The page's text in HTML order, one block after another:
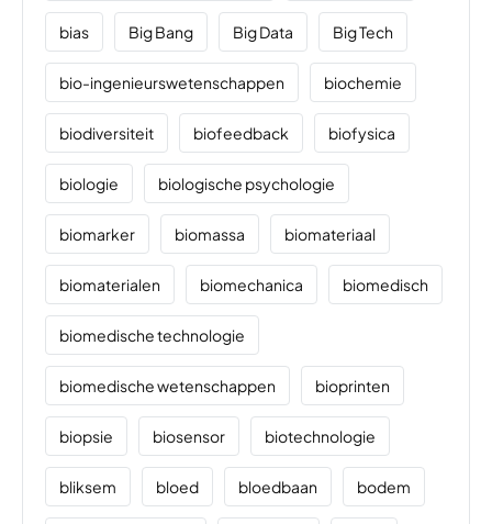
bias Big Bang Big Data Big Tech
bio-ingenieurswetenschappen biochemie
biodiversiteit biofeedback biofysica
biologie biologische psychologie
biomarker biomassa biomateriaal
biomaterialen biomechanica biomedisch
biomedische technologie
biomedische wetenschappen bioprinten
biopsie biosensor biotechnologie
bliksem bloed bloedbaan bodem